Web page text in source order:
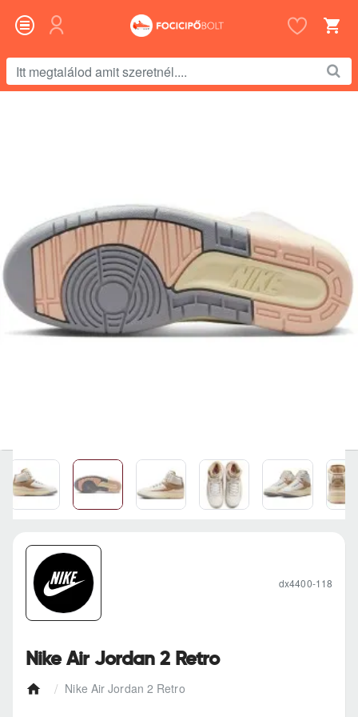
megtalálod
Nike Air Jordan 2 Retro
Nike Air Jordan 2 Retro
dx4400-118